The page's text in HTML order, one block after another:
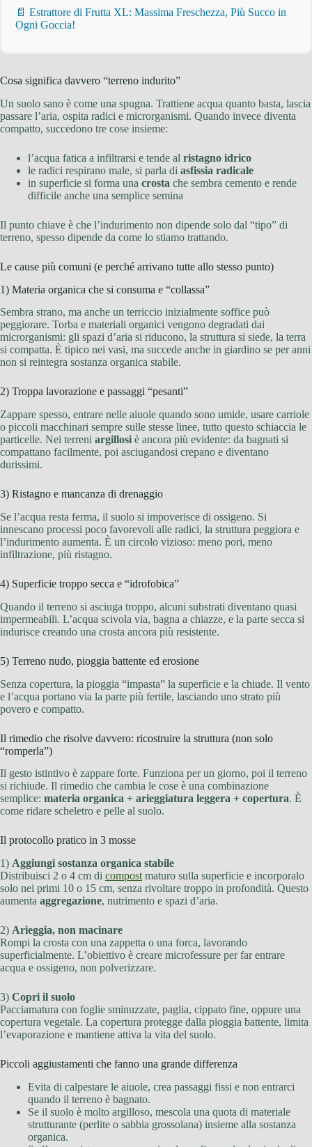
📄 Estrattore di Frutta XL: Massima Freschezza, Più Succo in
Ogni Goccia!
Cosa significa davvero “terreno indurito”
Un suolo sano è come una spugna. Trattiene acqua quanto basta, lascia
passare l’aria, ospita radici e microrganismi. Quando invece diventa
compatto, succedono tre cose insieme:
l’acqua fatica a infiltrarsi e tende al ristagno idrico
le radici respirano male, si parla di asfissia radicale
in superficie si forma una crosta che sembra cemento e rende
difficile anche una semplice semina
Il punto chiave è che l’indurimento non dipende solo dal “tipo” di
terreno, spesso dipende da come lo stiamo trattando.
Le cause più comuni (e perché arrivano tutte allo stesso punto)
1) Materia organica che si consuma e “collassa”
Sembra strano, ma anche un terriccio inizialmente soffice può
peggiorare. Torba e materiali organici vengono degradati dai
microrganismi: gli spazi d’aria si riducono, la struttura si siede, la terra
si compatta. È tipico nei vasi, ma succede anche in giardino se per anni
non si reintegra sostanza organica stabile.
2) Troppa lavorazione e passaggi “pesanti”
Zappare spesso, entrare nelle aiuole quando sono umide, usare carriole
o piccoli macchinari sempre sulle stesse linee, tutto questo schiaccia le
particelle. Nei terreni argillosi è ancora più evidente: da bagnati si
compattano facilmente, poi asciugandosi crepano e diventano
durissimi.
3) Ristagno e mancanza di drenaggio
Se l’acqua resta ferma, il suolo si impoverisce di ossigeno. Si
innescano processi poco favorevoli alle radici, la struttura peggiora e
l’indurimento aumenta. È un circolo vizioso: meno pori, meno
infiltrazione, più ristagno.
4) Superficie troppo secca e “idrofobica”
Quando il terreno si asciuga troppo, alcuni substrati diventano quasi
impermeabili. L’acqua scivola via, bagna a chiazze, e la parte secca si
indurisce creando una crosta ancora più resistente.
5) Terreno nudo, pioggia battente ed erosione
Senza copertura, la pioggia “impasta” la superficie e la chiude. Il vento
e l’acqua portano via la parte più fertile, lasciando uno strato più
povero e compatto.
Il rimedio che risolve davvero: ricostruire la struttura (non solo
“romperla”)
Il gesto istintivo è zappare forte. Funziona per un giorno, poi il terreno
si richiude. Il rimedio che cambia le cose è una combinazione
semplice: materia organica + arieggiatura leggera + copertura. È
come ridare scheletro e pelle al suolo.
Il protocollo pratico in 3 mosse
1) Aggiungi sostanza organica stabile
Distribuisci 2 o 4 cm di compost maturo sulla superficie e incorporalo
solo nei primi 10 o 15 cm, senza rivoltare troppo in profondità. Questo
aumenta aggregazione, nutrimento e spazi d’aria.
2) Arieggia, non macinare
Rompi la crosta con una zappetta o una forca, lavorando
superficialmente. L’obiettivo è creare microfessure per far entrare
acqua e ossigeno, non polverizzare.
3) Copri il suolo
Pacciamatura con foglie sminuzzate, paglia, cippato fine, oppure una
copertura vegetale. La copertura protegge dalla pioggia battente, limita
l’evaporazione e mantiene attiva la vita del suolo.
Piccoli aggiustamenti che fanno una grande differenza
Evita di calpestare le aiuole, crea passaggi fissi e non entrarci
quando il terreno è bagnato.
Se il suolo è molto argilloso, mescola una quota di materiale
strutturante (perlite o sabbia grossolana) insieme alla sostanza
organica.